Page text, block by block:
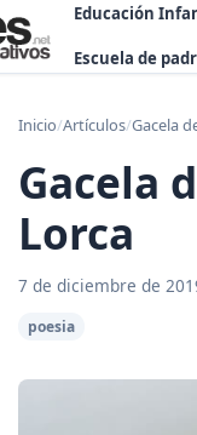
Educación
Escuela de
Inicio/Artículos/Gacela
Gacela
Lorca
7 de diciembre de
poesia